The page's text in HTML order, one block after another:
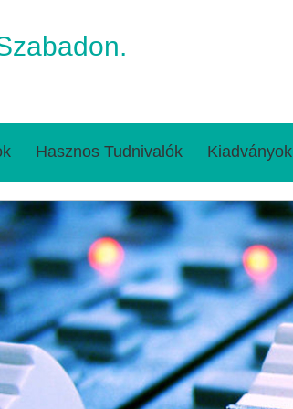
Hasznos Tudnivalók Kiadványok